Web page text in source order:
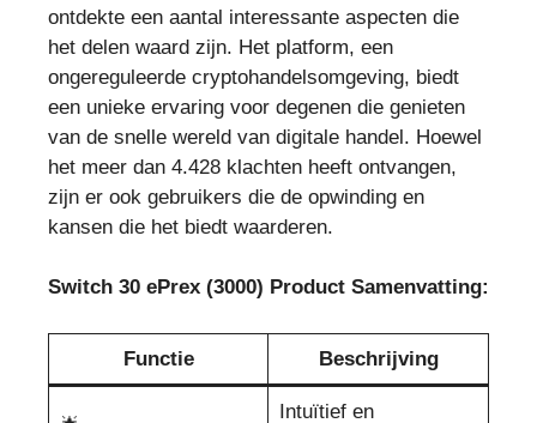
ontdekte een aantal interessante aspecten die
het delen waard zijn. Het platform, een
ongereguleerde cryptohandelsomgeving, biedt
een unieke ervaring voor degenen die genieten
van de snelle wereld van digitale handel. Hoewel
het meer dan 4.428 klachten heeft ontvangen,
zijn er ook gebruikers die de opwinding en
kansen die het biedt waarderen.
Switch 30 ePrex (3000) Product Samenvatting:
Functie Beschrijving
Intuïtief en